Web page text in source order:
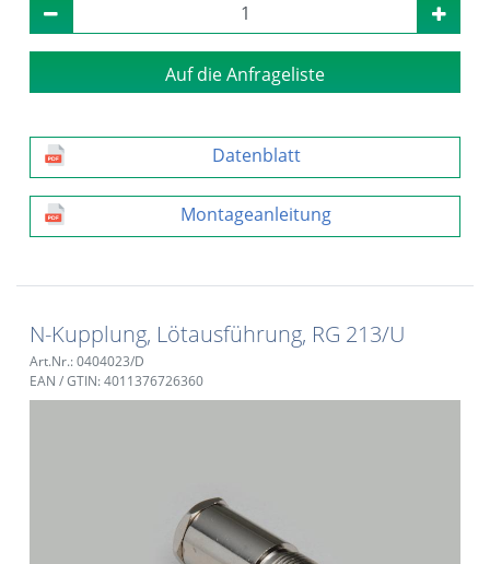
Auf die Anfrageliste
Datenblatt
Montageanleitung
N-Kupplung, Lötausführung, RG 213/U
Art.Nr.: 0404023/D
EAN / GTIN: 4011376726360